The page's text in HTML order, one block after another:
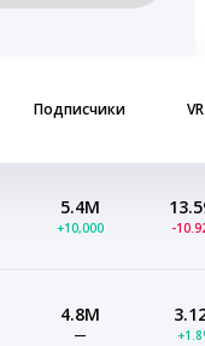
Подписчики VR
5.4M
+10,000 -
4.8M
—